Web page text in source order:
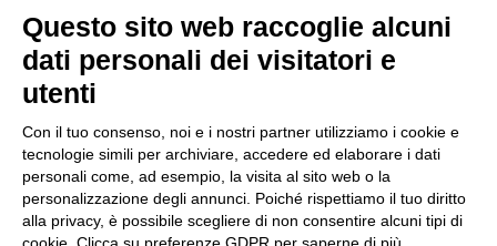
Basket Torino guarda al futuro:
accordo pluriennale con il giovane
Dalla Regione Piemonte 330 mila euro
per le caserme della Guardia di Finanza
13 ore fa
Questo sito web raccoglie alcuni
dati personali dei visitatori e
utenti
Con il tuo consenso, noi e i nostri partner utilizziamo i cookie e
tecnologie simili per archiviare, accedere ed elaborare i dati
personali come, ad esempio, la visita al sito web o la
personalizzazione degli annunci. Poiché rispettiamo il tuo diritto
alla privacy, è possibile scegliere di non consentire alcuni tipi di